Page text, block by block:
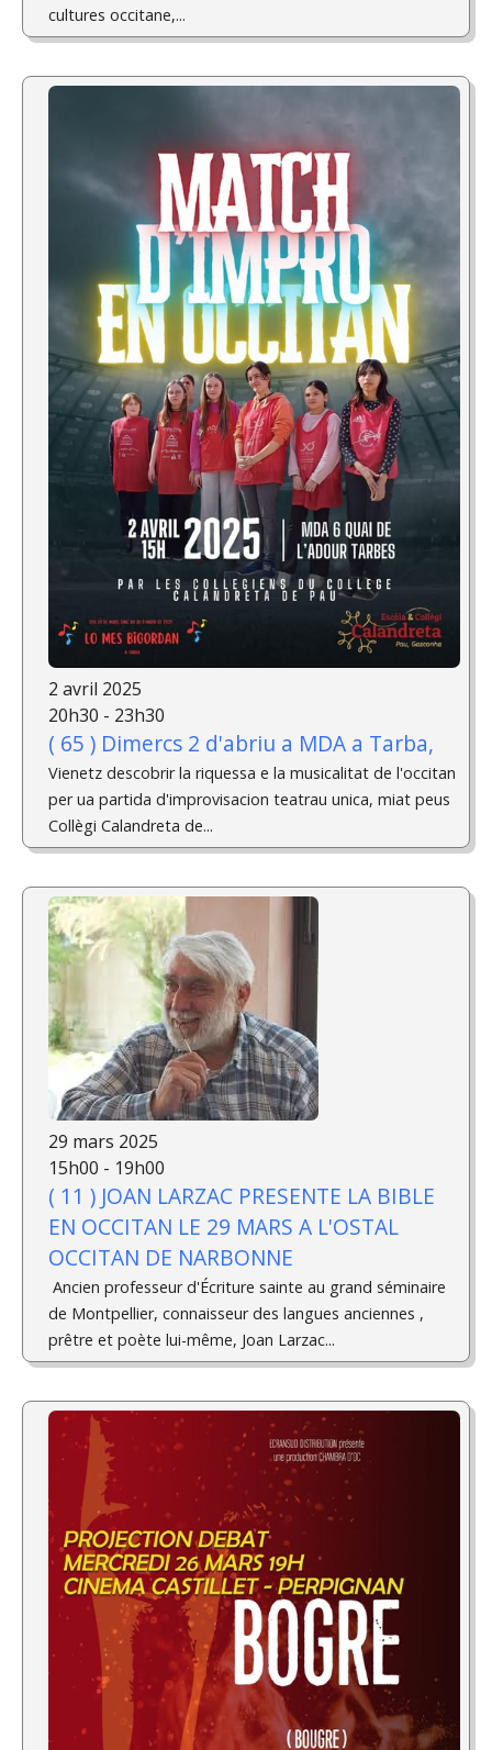
cultures occitane,...
2 avril 2025
20h30 - 23h30
( 65 ) Dimercs 2 d'abriu a MDA a Tarba,
Vienetz descobrir la riquessa e la musicalitat de l'occitan
per ua partida d'improvisacion teatrau unica, miat peus
Collègi Calandreta de...
29 mars 2025
15h00 - 19h00
( 11 ) JOAN LARZAC PRESENTE LA BIBLE
EN OCCITAN LE 29 MARS A L'OSTAL
OCCITAN DE NARBONNE
Ancien professeur d'Écriture sainte au grand séminaire
de Montpellier, connaisseur des langues anciennes ,
prêtre et poète lui-même, Joan Larzac...